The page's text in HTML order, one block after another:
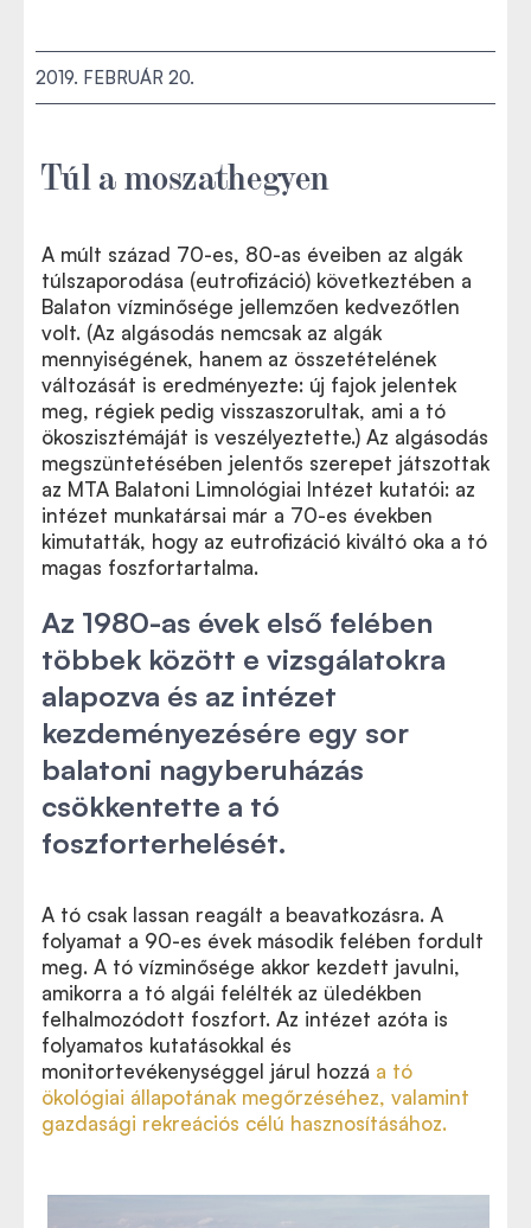
2019. FEBRUÁR 20.
Túl a moszathegyen
A múlt század 70-es, 80-as éveiben az algák
túlszaporodása (eutrofizáció) következtében a
Balaton vízminősége jellemzően kedvezőtlen
volt. (Az algásodás nemcsak az algák
mennyiségének, hanem az összetételének
változását is eredményezte: új fajok jelentek
meg, régiek pedig visszaszorultak, ami a tó
ökoszisztémáját is veszélyeztette.) Az algásodás
megszüntetésében jelentős szerepet játszottak
az MTA Balatoni Limnológiai Intézet kutatói: az
intézet munkatársai már a 70-es években
kimutatták, hogy az eutrofizáció kiváltó oka a tó
magas foszfortartalma.
Az 1980-as évek első felében
többek között e vizsgálatokra
alapozva és az intézet
kezdeményezésére egy sor
balatoni nagyberuházás
csökkentette a tó
foszforterhelését.
A tó csak lassan reagált a beavatkozásra. A
folyamat a 90-es évek második felében fordult
meg. A tó vízminősége akkor kezdett javulni,
amikorra a tó algái felélték az üledékben
felhalmozódott foszfort. Az intézet azóta is
folyamatos kutatásokkal és
monitortevékenységgel járul hozzá a tó
ökológiai állapotának megőrzéséhez, valamint
gazdasági rekreációs célú hasznosításához.